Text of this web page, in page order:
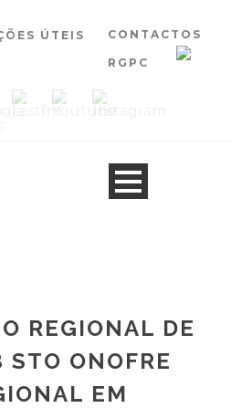
ÚTEIS CONTACTOS
RGPC
REGIONAL DE
STO ONOFRE
EM